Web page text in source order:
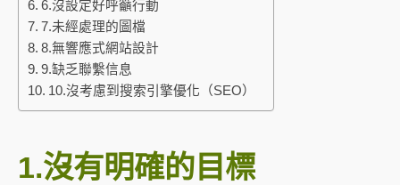
6.沒設定好呼籲行動
7.未經處理的圖檔
8.無響應式網站設計
9.缺乏聯繫信息
10.沒考慮到搜索引擎優化（SEO）
1.沒有明確的目標